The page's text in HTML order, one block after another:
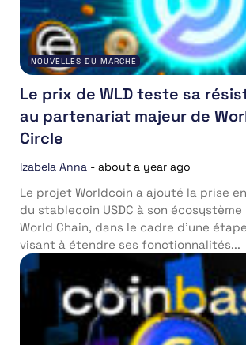
NOUVELLES DU MARCHÉ
Le prix de WLD teste sa
au partenariat majeur de
Circle
Izabela Anna - about a year ago
Le projet Worldcoin a ajouté la prise
du stablecoin USDC à son
World Chain, dans le cadre d’une
visant à étendre ses fonctionnalités...